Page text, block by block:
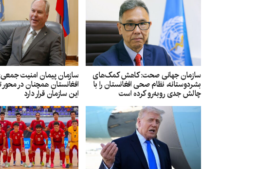
سازمان جهانی صحت: کاهش کمک‌های
بشردوستانه، نظام صحی افغانستان را با
چالش جدی روبه‌رو کرده است
سازمان پیمان امنیت
افغانستان همچنان در
این سازمان قرار دارد